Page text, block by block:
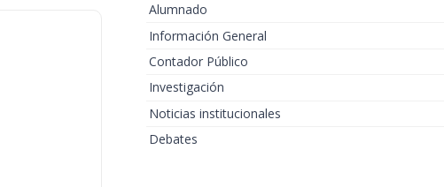
Alumnado
Información General
Contador Público
Investigación
Noticias institucionales
Debates